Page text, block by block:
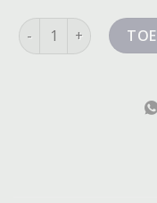
korte broek over de